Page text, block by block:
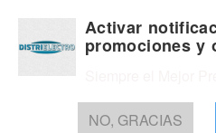
Activar
promociones y
NO, GRACIAS